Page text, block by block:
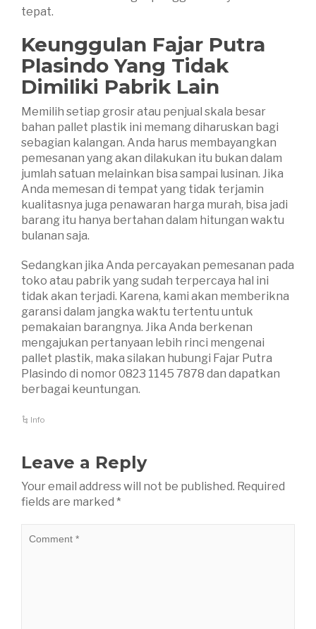
tepat.
Keunggulan Fajar Putra
Plasindo Yang Tidak
Dimiliki Pabrik Lain
Memilih setiap grosir atau penjual skala besar
bahan pallet plastik ini memang diharuskan bagi
sebagian kalangan. Anda harus membayangkan
pemesanan yang akan dilakukan itu bukan dalam
jumlah satuan melainkan bisa sampai lusinan. Jika
Anda memesan di tempat yang tidak terjamin
kualitasnya juga penawaran harga murah, bisa jadi
barang itu hanya bertahan dalam hitungan waktu
bulanan saja.
Sedangkan jika Anda percayakan pemesanan pada
toko atau pabrik yang sudah terpercaya hal ini
tidak akan terjadi. Karena, kami akan memberikna
garansi dalam jangka waktu tertentu untuk
pemakaian barangnya. Jika Anda berkenan
mengajukan pertanyaan lebih rinci mengenai
pallet plastik, maka silakan hubungi Fajar Putra
Plasindo di nomor 0823 1145 7878 dan dapatkan
berbagai keuntungan.
Info
Leave a Reply
Your email address will not be published. Required
fields are marked *